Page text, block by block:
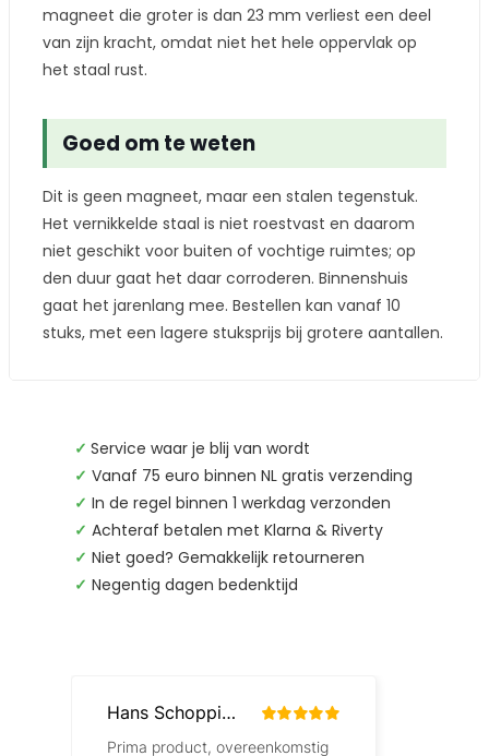
magneet die groter is dan 23 mm verliest een deel
van zijn kracht, omdat niet het hele oppervlak op
het staal rust.
Goed om te weten
Dit is geen magneet, maar een stalen tegenstuk.
Het vernikkelde staal is niet roestvast en daarom
niet geschikt voor buiten of vochtige ruimtes; op
den duur gaat het daar corroderen. Binnenshuis
gaat het jarenlang mee. Bestellen kan vanaf 10
stuks, met een lagere stuksprijs bij grotere aantallen.
✓ Service waar je blij van wordt
✓ Vanaf 75 euro binnen NL gratis verzending
✓ In de regel binnen 1 werkdag verzonden
✓ Achteraf betalen met Klarna & Riverty
✓ Niet goed? Gemakkelijk retourneren
✓ Negentig dagen bedenktijd